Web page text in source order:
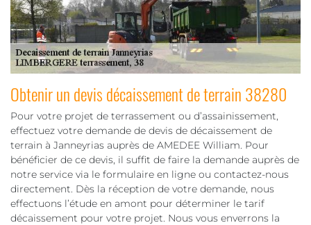
Obtenir un devis décaissement de terrain 38280
Pour votre projet de terrassement ou d’assainissement,
effectuez votre demande de devis de décaissement de
terrain à Janneyrias auprès de AMEDEE William. Pour
bénéficier de ce devis, il suffit de faire la demande auprès de
notre service via le formulaire en ligne ou contactez-nous
directement. Dès la réception de votre demande, nous
effectuons l’étude en amont pour déterminer le tarif
décaissement pour votre projet. Nous vous enverrons la